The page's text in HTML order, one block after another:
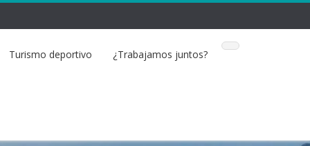
Turismo deportivo ¿Trabajamos juntos?